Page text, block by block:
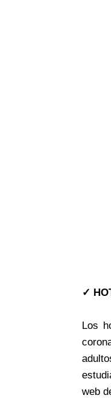
✓
Los
web